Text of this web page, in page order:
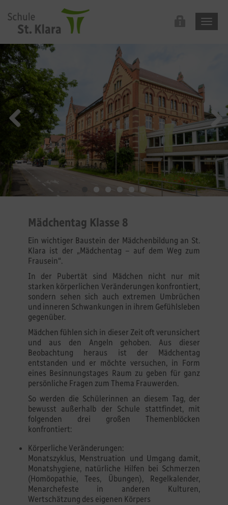
Mädchentag Klasse 8
Ein wichtiger Baustein der Mädchenbildung an St.
Klara ist der „Mädchentag – auf dem Weg zum
Frausein“.
In der Pubertät sind Mädchen nicht nur mit
starken körperlichen Veränderungen konfrontiert,
sondern sehen sich auch extremen Umbrüchen
und inneren Schwankungen in ihrem Gefühlsleben
gegenüber.
Mädchen fühlen sich in dieser Zeit oft verunsichert
und aus den Angeln gehoben. Aus dieser
Beobachtung heraus ist der Mädchentag
entstanden und er möchte versuchen, in Form
eines Besinnungstages Raum zu geben für ganz
persönliche Fragen zum Thema Frauwerden.
So werden die Schülerinnen an diesem Tag, der
bewusst außerhalb der Schule stattfindet, mit
folgenden drei großen Themenblöcken
konfrontiert:
Körperliche Veränderungen:
Monatszyklus, Menstruation und Umgang damit,
Monatshygiene, natürliche Hilfen bei Schmerzen
(Homöopathie, Tees, Übungen), Regelkalender,
Menarchefeste in anderen Kulturen,
Wertschätzung des eigenen Körpers